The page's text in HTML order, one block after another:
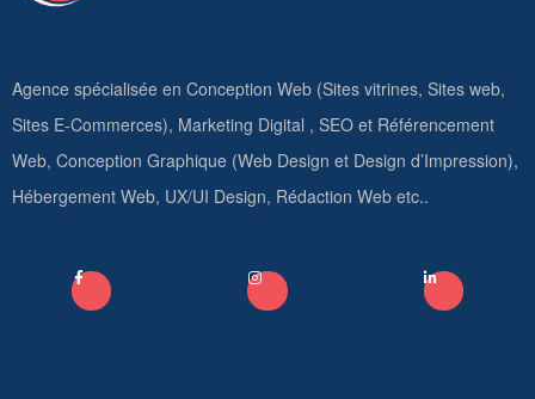
Agence spécialisée en Conception Web (Sites vitrines, Sites web,
Sites E-Commerces), Marketing Digital , SEO et Référencement
Web, Conception Graphique (Web Design et Design d’Impression),
Hébergement Web, UX/UI Design, Rédaction Web etc..